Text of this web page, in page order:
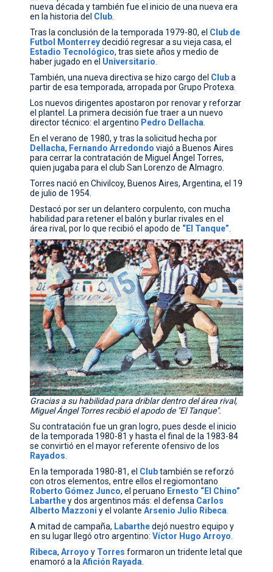
nueva década y también fue el inicio de una nueva era
en la historia del Club
Tras la conclusión de la temporada 1979-80, el Club de
Futbol
Monterreydecidió regresar a su vieja casa, el
Estadio Tecnológico, tras siete años y medio de
haber jugado en el Universitario
También, una nueva directiva se hizo cargo del Cluba
partir de esa temporada, arropada por Grupo Protexa.
Los nuevos dirigentes apostaron por renovar y reforzar
el plantel. La primera decisión fue traer a un nuevo
director técnico: el argentino Pedro Dellacha
En el verano de 1980, y tras la solicitud hecha por
Dellacha, Fernando Arredondo viajó a Buenos Aires
para cerrar la contratación de Miguel Ángel Torres,
quien jugaba para el club San Lorenzo de Almagro.
Torres nació en Chivilcoy, Buenos Aires, Argentina, el 19
de julio de 1954.
Destacó por ser un delantero corpulento, con mucha
habilidad para retener el balón y burlar rivales en el
área rival, por lo que recibió el apodo de “El Tanque”
Gracias a su habilidad para driblar dentro del área rival,
Miguel Ángel Torres recibió el apodo de "El Tanque".
Su contratación fue un gran logro, pues desde el inicio
de la temporada 1980-81 y hasta el final de la 1983-84
se convirtió en el mayor referente ofensivo de los
Rayados.
En la temporada 1980-81, el Clubtambién se reforzó
con otros elementos, entre ellos el regiomontano
Roberto Gómez Junco, el peruano Ernesto “El Chino”
Labarthey dos argentinos más: el defensa Carlos
Alberto Mazzoni y el volanteArsenio Julio Ribeca.
A mitad de campaña, Labarthedejó nuestro equipo y
en su lugar llegó otro argentino:Víctor Hugo Arroyo.
Ribeca,Arroyo y Torres formaron un tridente letal que
enamoró a laAfición Rayada.